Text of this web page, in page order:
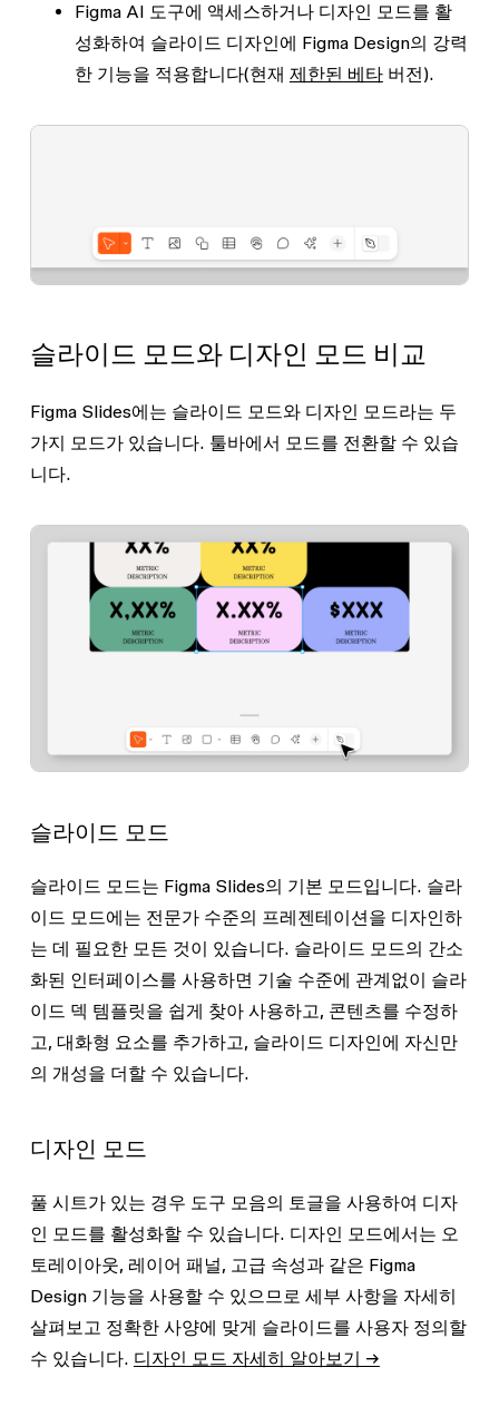
Figma AI 도구에 액세스하거나 디자인 모드를 활
성화하여 슬라이드 디자인에 Figma Design의 강력
한 기능을 적용합니다(현재 제한된 베타버전).
슬라이드 모드와 디자인 모드 비교
Figma Slides에는 슬라이드 모드와 디자인 모드라는 두
가지 모드가 있습니다. 툴바에서 모드를 전환할 수 있습
니다.
슬라이드 모드
슬라이드 모드는 Figma Slides의 기본 모드입니다. 슬라
이드 모드에는 전문가 수준의 프레젠테이션을 디자인하
는 데 필요한 모든 것이 있습니다. 슬라이드 모드의 간소
화된 인터페이스를 사용하면 기술 수준에 관계없이 슬라
이드 덱 템플릿을 쉽게 찾아 사용하고, 콘텐츠를 수정하
고, 대화형 요소를 추가하고, 슬라이드 디자인에 자신만
의 개성을 더할 수 있습니다.
디자인 모드
풀 시트가 있는 경우 도구 모음의 토글을 사용하여 디자
인 모드를 활성화할 수 있습니다. 디자인 모드에서는 오
토레이아웃, 레이어 패널, 고급 속성과 같은 Figma
Design 기능을 사용할 수 있으므로 세부 사항을 자세히
살펴보고 정확한 사양에 맞게 슬라이드를 사용자 정의할
수 있습니다. 디자인 모드 자세히 알아보기 →